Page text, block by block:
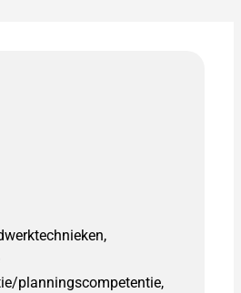
planningscompetentie,